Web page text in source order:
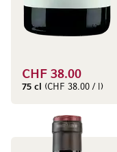
CHF 38.00
75 cl (CHF 38.00 / l)